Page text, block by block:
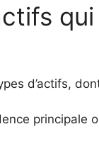
d’actifs,
principale